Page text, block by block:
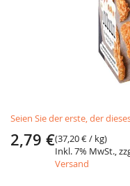
to
the
beginning
Seien Sie der erste, der
2,79 €(37,20 €/ kg)
Inkl. 7% MwSt.,
Versand